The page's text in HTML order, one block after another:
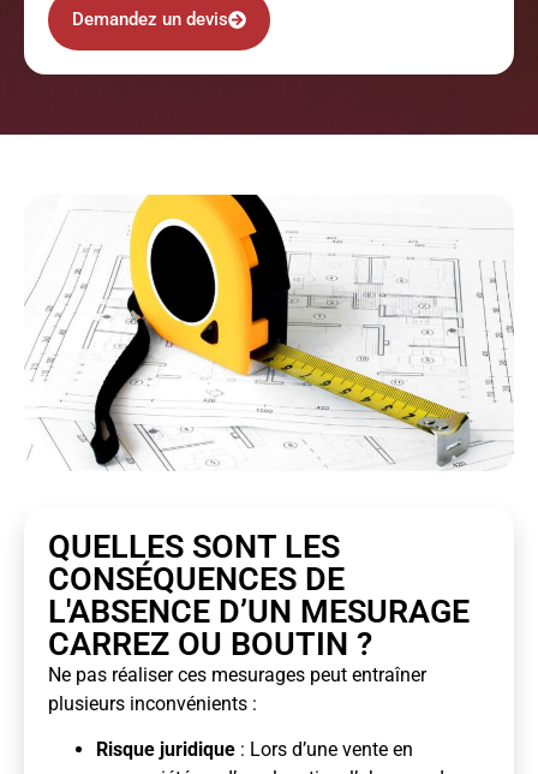
Demandez un devis
QUELLES SONT LES
CONSÉQUENCES DE
L'ABSENCE D’UN MESURAGE
CARREZ OU BOUTIN ?
Ne pas réaliser ces mesurages peut entraîner
plusieurs inconvénients :
Risque juridique : Lors d’une vente en